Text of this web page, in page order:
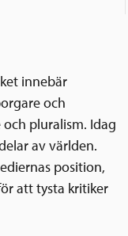
innebär
och
pluralism. Idag
av världen.
position,
att tysta kritiker